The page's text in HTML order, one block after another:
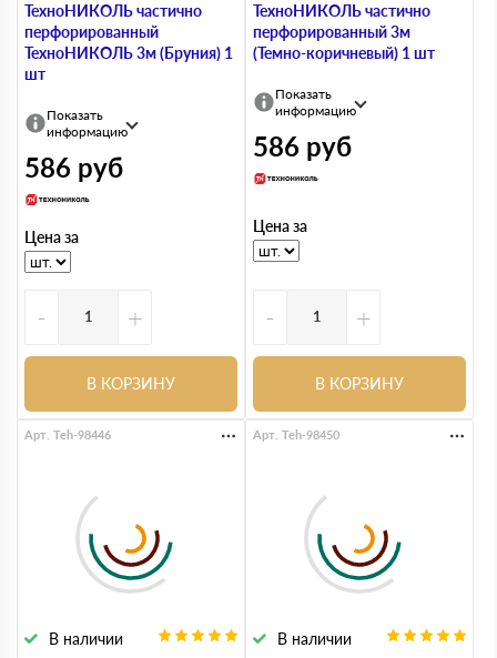
ТехноНИКОЛЬ частично
перфорированный
ТехноНИКОЛЬ 3м (Бруния) 1
шт
Показать
информацию
586 руб
Цена за
- +
В КОРЗИНУ
ТехноНИКОЛЬ частично
перфорированный 3м
(Темно-коричневый) 1 шт
Показать
информацию
586 руб
Цена за
- +
В КОРЗИНУ
В наличии
Арт. Teh-98446
В наличии
Арт. Teh-98450